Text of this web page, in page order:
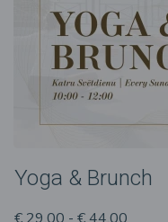
Yoga & Brunch